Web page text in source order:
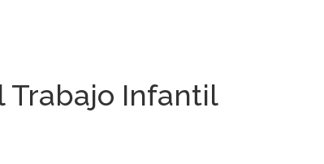
Trabajo Infantil